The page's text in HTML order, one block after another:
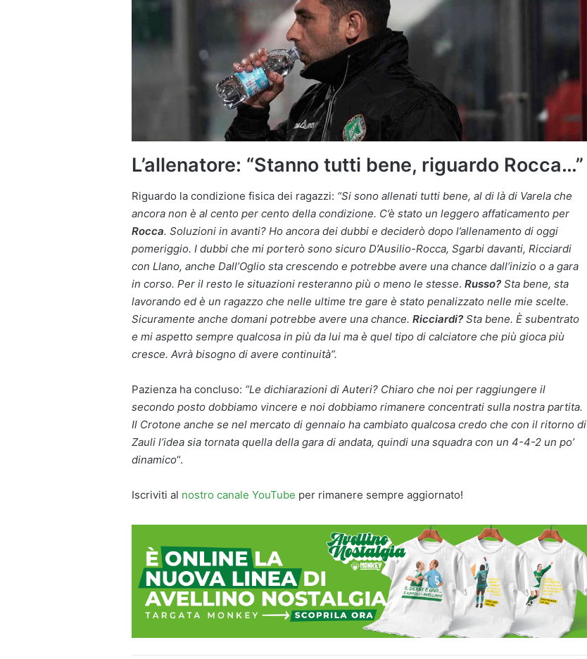
L’allenatore: “Stanno tutti bene, riguardo Rocca…”
Riguardo la condizione fisica dei ragazzi: “Si sono allenati tutti bene, al di là di Varela che
ancora non è al cento per cento della condizione. C’è stato un leggero affaticamento per
Rocca. Soluzioni in avanti? Ho ancora dei dubbi e deciderò dopo l’allenamento di oggi
pomeriggio. I dubbi che mi porterò sono sicuro D’Ausilio-Rocca, Sgarbi davanti, Ricciardi
con Llano, anche Dall’Oglio sta crescendo e potrebbe avere una chance dall’inizio o a gara
in corso. Per il resto le situazioni resteranno più o meno le stesse. Russo? Sta bene, sta
lavorando ed è un ragazzo che nelle ultime tre gare è stato penalizzato nelle mie scelte.
Sicuramente anche domani potrebbe avere una chance. Ricciardi? Sta bene. È subentrato
e mi aspetto sempre qualcosa in più da lui ma è quel tipo di calciatore che più gioca più
cresce. Avrà bisogno di avere continuità”.
Pazienza ha concluso: “Le dichiarazioni di Auteri? Chiaro che noi per raggiungere il
secondo posto dobbiamo vincere e noi dobbiamo rimanere concentrati sulla nostra partita.
Il Crotone anche se nel mercato di gennaio ha cambiato qualcosa credo che con il ritorno di
Zauli l’idea sia tornata quella della gara di andata, quindi una squadra con un 4-4-2 un po’
dinamico“.
Iscriviti al nostro canale YouTube per rimanere sempre aggiornato!